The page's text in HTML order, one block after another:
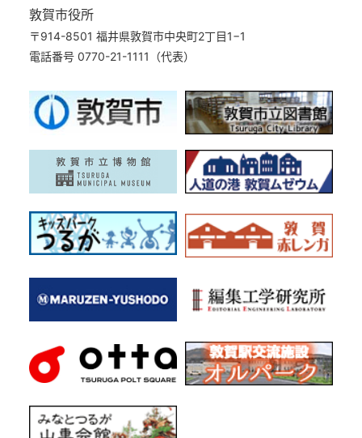
敦賀市役所
〒914-8501 福井県敦賀市中央町2丁目1−1
電話番号 0770-21-1111（代表）